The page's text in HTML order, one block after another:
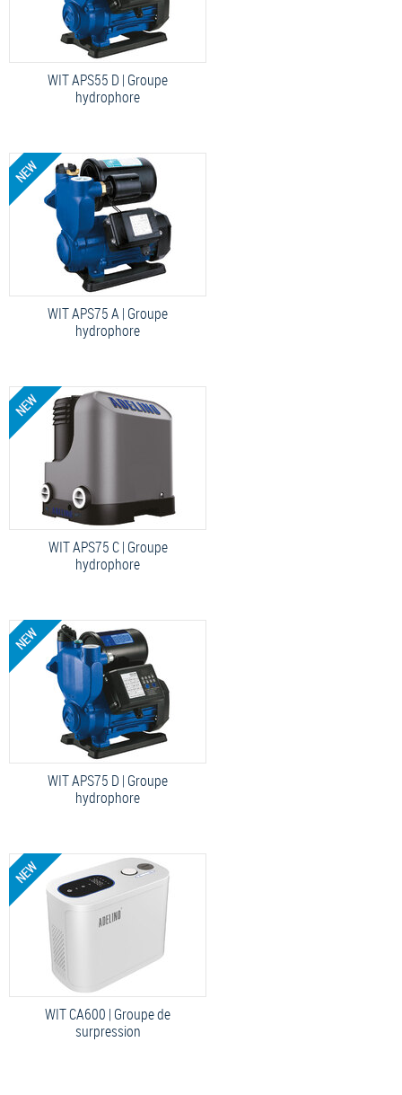
WIT APS55 D | Groupe
hydrophore
WIT APS75 A | Groupe
hydrophore
WIT APS75 C | Groupe
hydrophore
WIT APS75 D | Groupe
hydrophore
WIT CA600 | Groupe de
surpression